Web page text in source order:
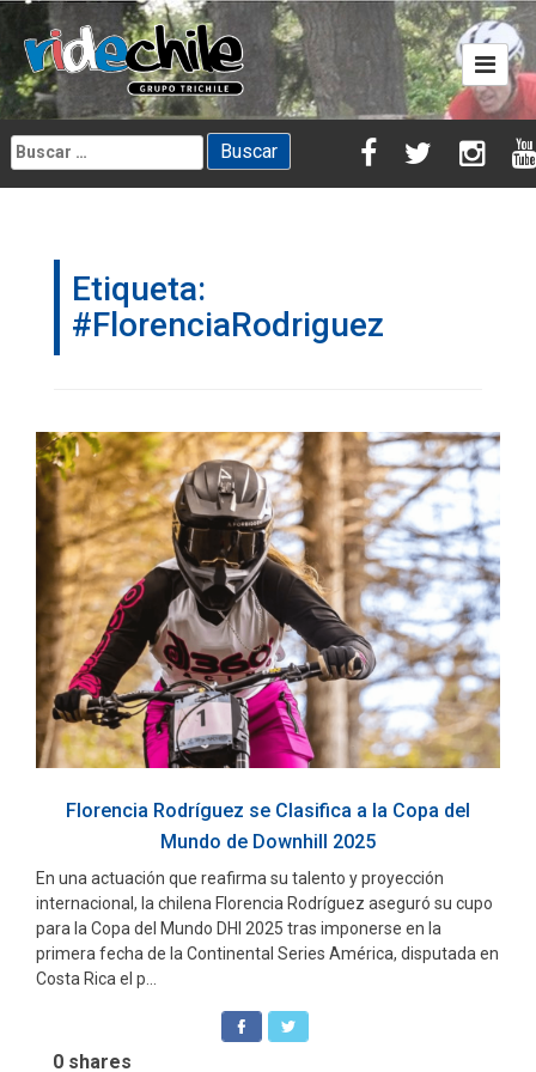
Skip
content
Buscar:
Etiqueta:
#FlorenciaRodriguez
Florencia Rodríguez se Clasifica a la Copa del
Mundo de Downhill 2025
En una actuación que reafirma su talento y proyección
internacional, la chilena Florencia Rodríguez aseguró su cupo
para la Copa del Mundo DHI 2025 tras imponerse en la
primera fecha de la Continental Series América, disputada en
Costa Rica el p...
0 shares